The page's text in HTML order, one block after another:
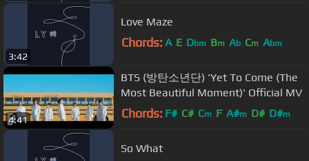
3:42
Love Maze
Chords: A E Dbm Bm Ab Cm Abm
4:41
BTS (방탄소년단) 'Yet To Come (The
Most Beautiful Moment)' Official MV
Chords: F# C# Cm F A#m D# D#m
So What